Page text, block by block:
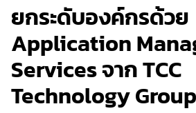
ยกระดับองค์กรด้วย
Application
Services จาก TCC
Technology Group